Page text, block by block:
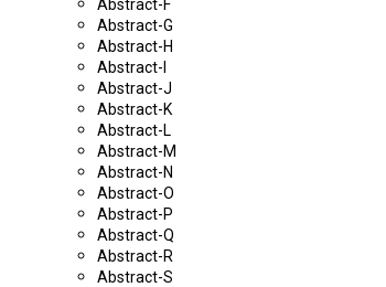
Abstract-F
Abstract-G
Abstract-H
Abstract-I
Abstract-J
Abstract-K
Abstract-L
Abstract-M
Abstract-N
Abstract-O
Abstract-P
Abstract-Q
Abstract-R
Abstract-S